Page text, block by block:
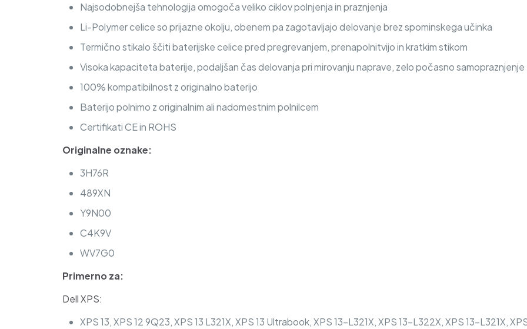
Najsodobnejša tehnologija omogoča veliko ciklov polnjenja in praznjenja
Li-Polymer celice so prijazne okolju, obenem pa zagotavljajo delovanje brez spominskega učinka
Termično stikalo ščiti baterijske celice pred pregrevanjem, prenapolnitvijo in kratkim stikom
Visoka kapaciteta baterije, podaljšan čas delovanja pri mirovanju naprave, zelo počasno samopraznjenje
100% kompatibilnost z originalno baterijo
Baterijo polnimo z originalnim ali nadomestnim polnilcem
Certifikati CE in ROHS
Originalne oznake:
3H76R
489XN
Y9N00
C4K9V
WV7G0
Primerno za:
Dell XPS:
XPS 13, XPS 12 9Q23, XPS 13 L321X, XPS 13 Ultrabook, XPS 13-L321X, XPS 13-L322X, XPS 13-L321X,